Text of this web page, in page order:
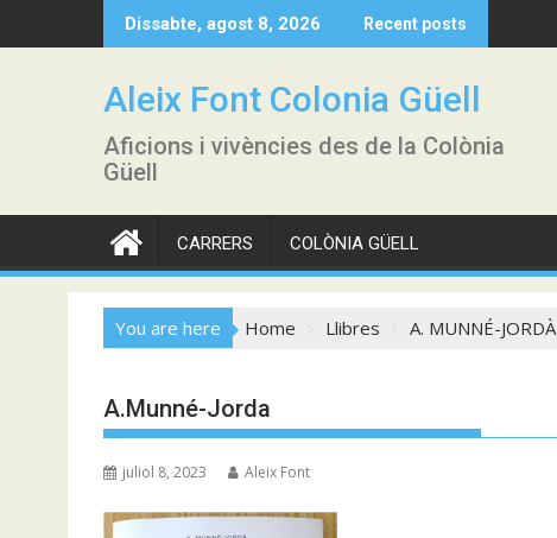
to
Dissabte, agost 8, 2026 Recent posts
Aleix Font Colonia Güell
Aficions i vivències des de la Colònia
Güell
CARRERS COLÒNIA GÜELL
You are here Home Llibres A. MUNNÉ-JORDÀ
A.Munné-Jorda
juliol 8, 2023 Aleix Font